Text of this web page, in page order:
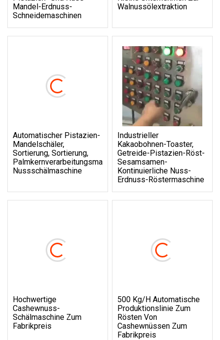
Mandel-Erdnuss-
Schneidemaschinen
Walnussölextraktion
Automatischer Pistazien-
Mandelschäler,
Sortierung, Sortierung,
Palmkernverarbeitungsmaschinen,
Nussschälmaschine
Industrieller
Kakaobohnen-Toaster,
Getreide-Pistazien-Röst-
Sesamsamen-
Kontinuierliche Nuss-
Erdnuss-Röstermaschine
Hochwertige
Cashewnuss-
Schälmaschine Zum
Fabrikpreis
500 Kg/h Automatische
Produktionslinie Zum
Rösten Von
Cashewnüssen Zum
Fabrikpreis